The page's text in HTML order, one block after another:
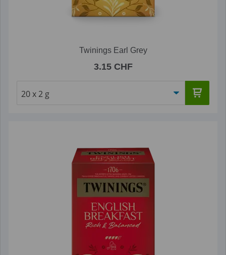
Twinings Earl Grey
3.15 CHF